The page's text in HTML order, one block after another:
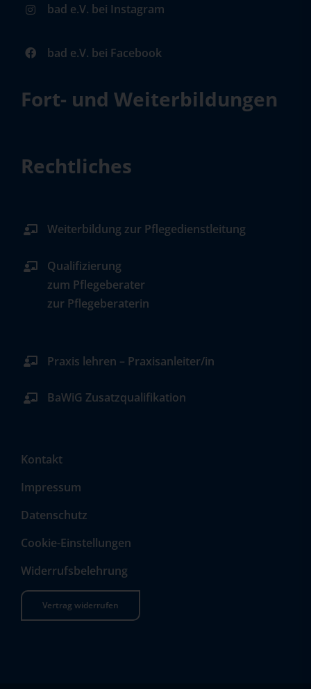
bad e.V. bei Instagram
bad e.V. bei Facebook
Fort- und Weiterbildungen
Rechtliches
Weiterbildung zur Pflegedienstleitung
Qualifizierung
zum Pflegeberater
zur Pflegeberaterin
Praxis lehren – Praxisanleiter/in
BaWiG Zusatzqualifikation
Kontakt
Impressum
Datenschutz
Cookie-Einstellungen
Widerrufsbelehrung
Vertrag widerrufen